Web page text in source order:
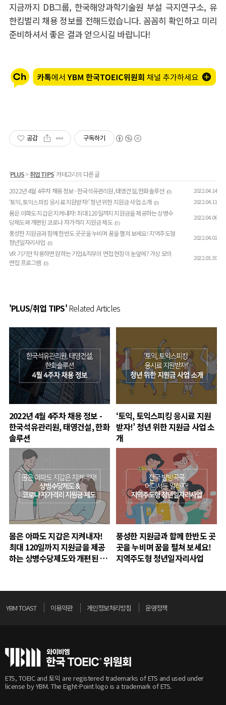
지금까지 DB그룹, 한국해양과학기술원 부설 극지연구소, 유
한킴벌리 채용 정보를 전해드렸습니다. 꼼꼼히 확인하고 미리
준비하셔서 좋은 결과 얻으시길 바랍니다!
공감 구독하기
'PLUS>취업 TIPS' 카테고리의 다른 글
2022년 4월 4주차 채용 정보 - 한국석유관리원, 태영건설, 한화솔루션 (0) 2022.04.14
‘토익, 토익스피킹 응시료 지원받자!’ 청년 위한 지원금 사업 소개 (0) 2022.04.11
몸은 아파도 지갑은 지켜내자! 최대 120일까지 지원금을 제공하는 상병수
당제도와 개편된 코로나 자가격리 지원금 제도 (0)
2022.04.06
풍성한 지원금과 함께 한반도 곳곳을 누비며 꿈을 펼쳐 보세요! 지역주도형
청년일자리사업 (0)
2022.04.01
VR 기기만 착용하면 원하는 기업&직무의 면접 현장이 눈앞에? 가상 모의
면접 프로그램 (0)
2022.03.30
'PLUS/취업 TIPS'Related Articles
2022년 4월 4주차 채용 정보 -
한국석유관리원, 태영건설, 한화
솔루션
‘토익, 토익스피킹 응시료 지원
받자!’ 청년 위한 지원금 사업 소
개
몸은 아파도 지갑은 지켜내자!
최대 120일까지 지원금을 제공
하는 상병수당제도와 개편된 코
풍성한 지원금과 함께 한반도 곳
곳을 누비며 꿈을 펼쳐 보세요!
지역주도형 청년일자리사업
YBM TOAST 이용약관 개인정보처리방침 운영정책
ETS, TOEIC and 토익 are registered trademarks of ETS and used under
license by YBM. The Eight-Point logo is a trademark of ETS.